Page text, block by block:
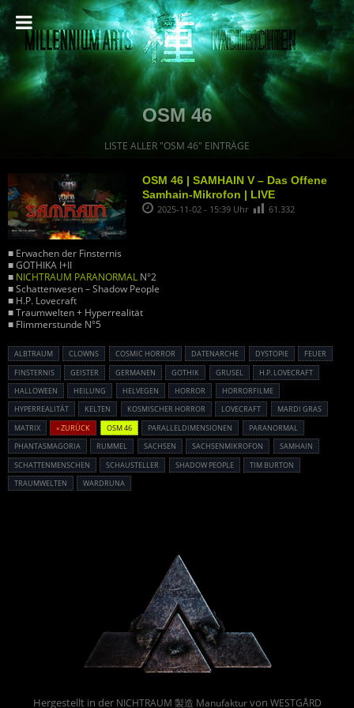
OSM 46
LISTE ALLER "OSM 46" EINTRÄGE
OSM 46 | SAMHAIN V – Das Offene
Samhain-Mikrofon | LIVE
2025-11-02 - 15:39 Uhr 61.332
■ Erwachen der Finsternis
■ GOTHIKA I+II
■ NICHTRAUM PARANORMAL N°2
■ Schattenwesen – Shadow People
■ H.P. Lovecraft
■ Traumwelten + Hyperrealität
■ Flimmerstunde N°5
ALBTRAUM CLOWNS COSMIC HORROR DATENARCHE DYSTOPIE
FEUER
FINSTERNIS
GEISTER GERMANEN GOTHIK GRUSEL
H.P. LOVECRAFT
HALLOWEEN
HEILUNG HELVEGEN HORROR
HORRORFILME
HYPERREALITÄT
KELTEN KOSMISCHER HORROR LOVECRAFT
MARDI GRAS
MATRIX
« ZURÜCK OSM 46 PARALLELDIMENSIONEN
PARANORMAL
PHANTASMAGORIA
RUMMEL SACHSEN SACHSENMIKROFON
SAMHAIN
SCHATTENMENSCHEN
SCHAUSTELLER SHADOW PEOPLE
TIM BURTON
TRAUMWELTEN
WARDRUNA
Hergestellt in der NICHTRAUM 製造 Manufakturvon WESTGÅRD
Powered By :